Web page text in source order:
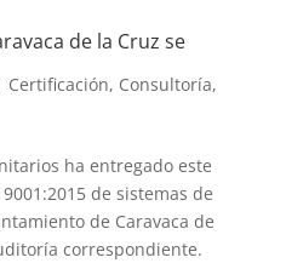
de la Cruz se
Certificación, Consultoría,
ha entregado este
de sistemas de
de Caravaca de
correspondiente.